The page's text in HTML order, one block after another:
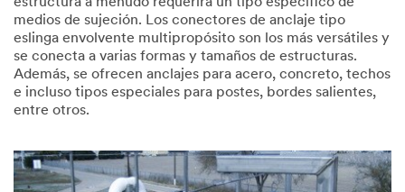
medios de sujeción. Los conectores de anclaje tipo
eslinga envolvente multipropósito son los más versátiles y
se conecta a varias formas y tamaños de estructuras.
Además, se ofrecen anclajes para acero, concreto, techos
e incluso tipos especiales para postes, bordes salientes,
entre otros.